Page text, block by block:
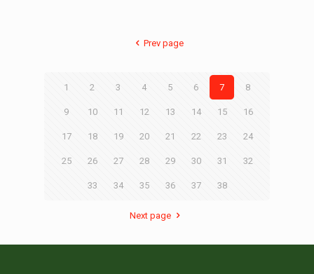
Prev page
1 2 3 4 5 6 7 8
9 10 11 12 13 14 15 16
17 18 19 20 21 22 23 24
25 26 27 28 29 30 31 32
33 34 35 36 37 38
Next page